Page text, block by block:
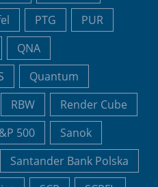
PTG
PUR
QNA
Quantum
RBW
Render Cube
500
Sanok
Santander Bank Polska